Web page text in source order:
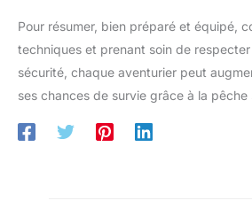
Pour résumer, bien préparé et équipé,
techniques et prenant soin de
sécurité, chaque aventurier peut
ses chances de survie grâce à la pêche